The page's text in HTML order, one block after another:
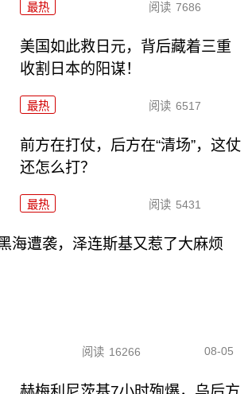
最热 阅读 7686
美国如此救日元，背后藏着三重
收割日本的阳谋！
最热 阅读 6517
前方在打仗，后方在“清场”，这仗
还怎么打？
最热 阅读 5431
海遭袭，泽连斯基又惹了大麻烦
阅读 16266 08-05